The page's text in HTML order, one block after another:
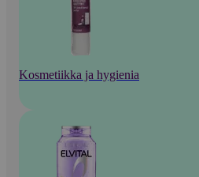
Kosmetiikka ja hygienia